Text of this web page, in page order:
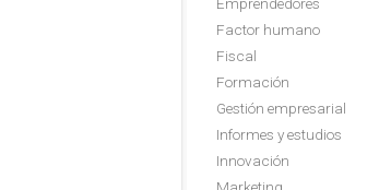
Factor humano
Fiscal
Formación
Gestión empresarial
Informes y estudios
Innovación